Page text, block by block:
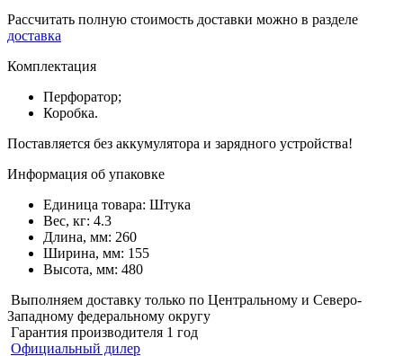
Рассчитать полную стоимость доставки можно в разделе
доставка
Комплектация
Перфоратор;
Коробка.
Поставляется без аккумулятора и зарядного устройства!
Информация об упаковке
Единица товара: Штука
Вес, кг: 4.3
Длина, мм: 260
Ширина, мм: 155
Высота, мм: 480
Выполняем доставку только по Центральному и Северо-
Западному федеральному округу
Гарантия производителя 1 год
Официальный дилер